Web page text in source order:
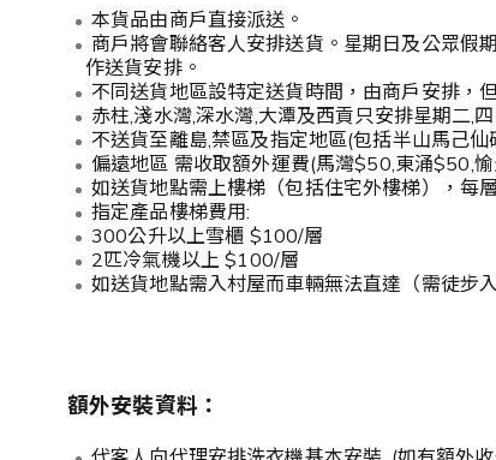
本貨品由商戶直接派送。
商戶將會聯絡客人安排送貨。星期日及公眾假
作送貨安排。
不同送貨地區設特定送貨時間，由商戶安排，
赤柱,淺水灣,深水灣,大潭及西貢只安排星期二,
不送貨至離島,禁區及指定地區(包括半山馬己
偏遠地區 需收取額外運費(馬灣$50,東涌$50,
如送貨地點需上樓梯（包括住宅外樓梯），
指定產品樓梯費用:
300公升以上雪櫃 $100/層
2匹冷氣機以上 $100/層
如送貨地點需入村屋而車輛無法直達（需徒步
額外安裝資料：